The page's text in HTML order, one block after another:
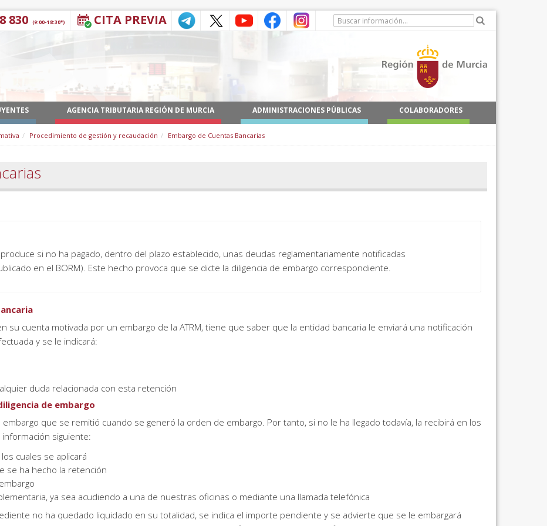
CITA PREVIA
830 (9:00-18:30*)
AGENCIA TRIBUTARIA REGIÓN DE MURCIA ADMINISTRACIONES PÚBLICAS COLABORADORES
Procedimiento de gestión y recaudación Embargo de Cuentas Bancarias
si no ha pagado, dentro del plazo establecido, unas deudas reglamentariamente notificadas
en el BORM). Este hecho provoca que se dicte la diligencia de embargo correspondiente.
su cuenta motivada por un embargo de la ATRM, tiene que saber que la entidad bancaria le enviará una notificación
y se le indicará:
duda relacionada con esta retención
de embargo
que se remitió cuando se generó la orden de embargo. Por tanto, si no le ha llegado todavía, la recibirá en los
siguiente:
cuales se aplicará
se ha hecho la retención
ya sea acudiendo a una de nuestras oficinas o mediante una llamada telefónica
no ha quedado liquidado en su totalidad, se indica el importe pendiente y se advierte que se le embargará